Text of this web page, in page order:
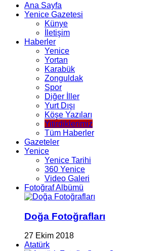
Ana Sayfa
Yenice Gazetesi
Künye
İletişim
Haberler
Yenice
Yortan
Karabük
Zonguldak
Spor
Diğer İller
Yurt Dışı
Köşe Yazıları
Yitirdiklerimiz
Tüm Haberler
Gazeteler
Yenice
Yenice Tarihi
360 Yenice
Video Galeri
Fotoğraf Albümü
Doğa Fotoğrafları
27 Ekim 2018
Atatürk